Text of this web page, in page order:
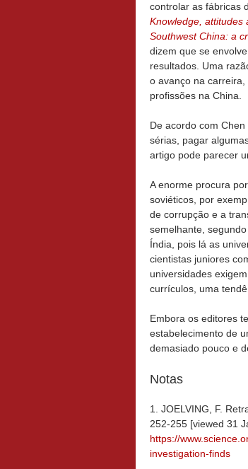
controlar as fábricas
Knowledge, attitudes
Southwest China: a
dizem que se
resultados. Uma
o avanço na
profissões na China.
De acordo com
sérias, pagar
artigo pode parecer
A enorme procura
soviéticos, por
de corrupção e a
semelhante,
Índia, pois lá as
cientistas juniores
universidades
currículos, uma
Embora os editores
estabelecimento de
demasiado pouco e
Notas
1. JOELVING, F.
252-255 [viewed 31
https://
investigation-finds